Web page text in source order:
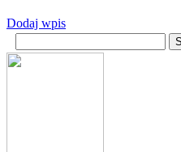
Dodaj wpis